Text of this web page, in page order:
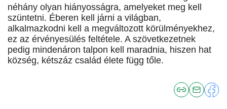
néhány olyan hiányosságra, amelyeket meg kell
szüntetni. Éberen kell járni a világban,
alkalmazkodni kell a megváltozott körülményekhez,
ez az érvényesülés feltétele. A szövetkezetnek
pedig mindenáron talpon kell maradnia, hiszen hat
község, kétszáz család élete függ tőle.